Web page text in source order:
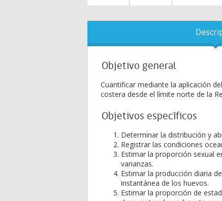
Objetivo general
Cuantificar mediante la aplicación
costera desde el límite norte de la
Objetivos específicos
Determinar la distribución y
Registrar las condiciones
Estimar la proporción sexual
varianzas.
Estimar la producción diaria
instantánea de los huevos.
Estimar la proporción de